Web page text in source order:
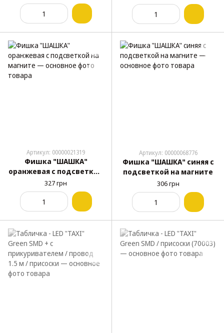
прикуриватель, размер:
19 см х 6 см
Артикул: 00000021319
Фишка "ШАШКА"
оранжевая с подсветкой
на магните
327 грн
Артикул: 00000068776
Фишка "ШАШКА" синяя с
подсветкой на магните
306 грн